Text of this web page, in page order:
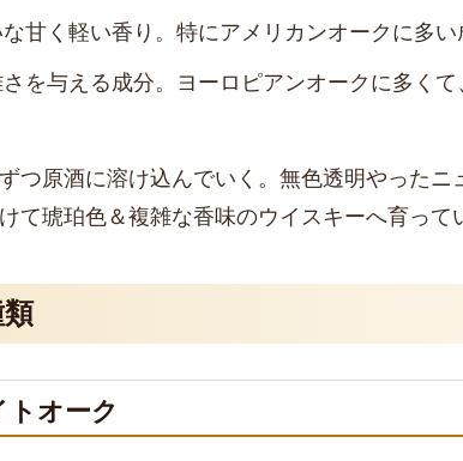
甘く軽い香り。特にアメリカンオークに多い
を与える成分。ヨーロピアンオークに多くて
つ原酒に溶け込んでいく。無色透明やった
て琥珀色＆複雑な香味のウイスキーへ育って
オーク